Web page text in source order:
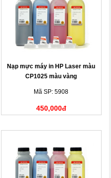
Nạp mực máy in HP Laser màu
CP1025 màu vàng
Mã SP: 5908
450,000đ